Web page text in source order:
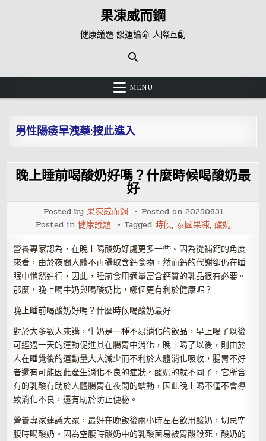
果凍威而鋼
健康議題 談運論命 人際互動
MENU
男性陽痿早洩藥:按此進入
晚上睡前喝酸奶好嗎？什麼時候喝酸奶最
好
Posted by 果凍威而鋼 Posted on 20250831
Posted in 健康議題 Tagged 時候, 泰國果凍, 酸奶
營養專家認為，在晚上喝酸奶好處更多一些。因為從補鈣的角度
來看，由於夜間人體不再攝取含鈣食物，然而鈣的代謝卻仍在睡
眠中悄然進行，因此，睡前食用適量富含鈣質的乳品很有必要。
那麼，晚上喝牛奶與喝酸奶比，哪個更有利於健康呢？
晚上睡前喝酸奶好嗎？什麼時候喝酸奶最好
對於大多數人來講，牛奶是一種不易消化的飲品，早上喝了以後
可經過一天的運動促進其在腸胃中消化，晚上喝了以後，則由於
人在睡覺後的運動量大大減少而不利於人體消化吸收，腸胃不好
者還有可能因此產生消化不良的症狀。酸奶的就不同了，它所含
有的乳酸有助於人體腸胃在夜間的蠕動，因此晚上喝不僅不會導
致消化不良，還有助於防止便秘。
營養專家建議大家，最好在晚飯後兩小時左右飲用酸奶，切忌空
腹時喝酸奶。因為空腹時酸奶中的乳酸菌易被胃酸殺死，酸奶的